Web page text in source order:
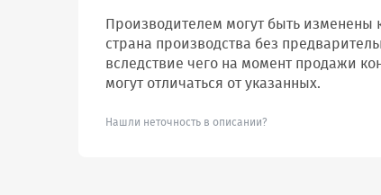
Производителем могут быть изменены
страна производства без
вследствие чего на момент продажи
могут отличаться от указанных.
Нашли неточность в описании?